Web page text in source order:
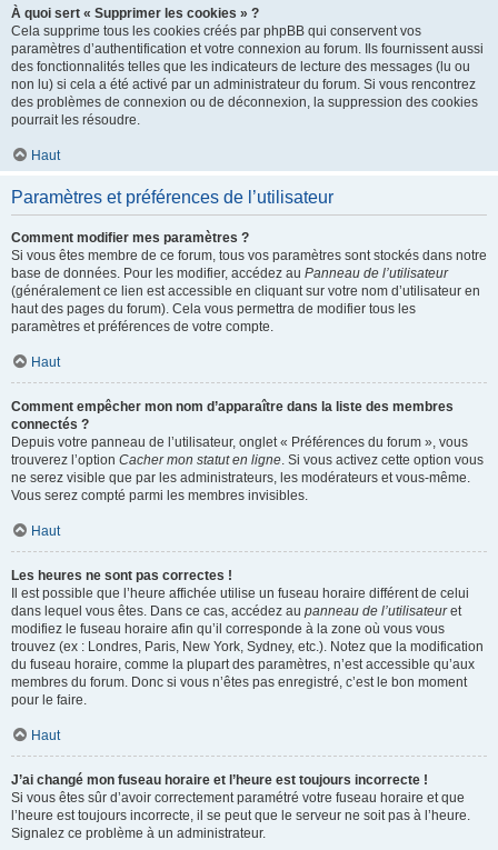
À quoi sert « Supprimer les cookies » ?
Cela supprime tous les cookies créés par phpBB qui conservent vos
paramètres d’authentification et votre connexion au forum. Ils fournissent aussi
des fonctionnalités telles que les indicateurs de lecture des messages (lu ou
non lu) si cela a été activé par un administrateur du forum. Si vous rencontrez
des problèmes de connexion ou de déconnexion, la suppression des cookies
pourrait les résoudre.
Haut
Paramètres et préférences de l’utilisateur
Comment modifier mes paramètres ?
Si vous êtes membre de ce forum, tous vos paramètres sont stockés dans notre
base de données. Pour les modifier, accédez au Panneau de l’utilisateur
(généralement ce lien est accessible en cliquant sur votre nom d’utilisateur en
haut des pages du forum). Cela vous permettra de modifier tous les
paramètres et préférences de votre compte.
Haut
Comment empêcher mon nom d’apparaître dans la liste des membres
connectés ?
Depuis votre panneau de l’utilisateur, onglet « Préférences du forum », vous
trouverez l’option Cacher mon statut en ligne. Si vous activez cette option vous
ne serez visible que par les administrateurs, les modérateurs et vous-même.
Vous serez compté parmi les membres invisibles.
Haut
Les heures ne sont pas correctes !
Il est possible que l’heure affichée utilise un fuseau horaire différent de celui
dans lequel vous êtes. Dans ce cas, accédez au panneau de l’utilisateuret
modifiez le fuseau horaire afin qu’il corresponde à la zone où vous vous
trouvez (ex : Londres, Paris, New York, Sydney, etc.). Notez que la modification
du fuseau horaire, comme la plupart des paramètres, n’est accessible qu’aux
membres du forum. Donc si vous n’êtes pas enregistré, c’est le bon moment
pour le faire.
Haut
J’ai changé mon fuseau horaire et l’heure est toujours incorrecte !
Si vous êtes sûr d’avoir correctement paramétré votre fuseau horaire et que
l’heure est toujours incorrecte, il se peut que le serveur ne soit pas à l’heure.
Signalez ce problème à un administrateur.